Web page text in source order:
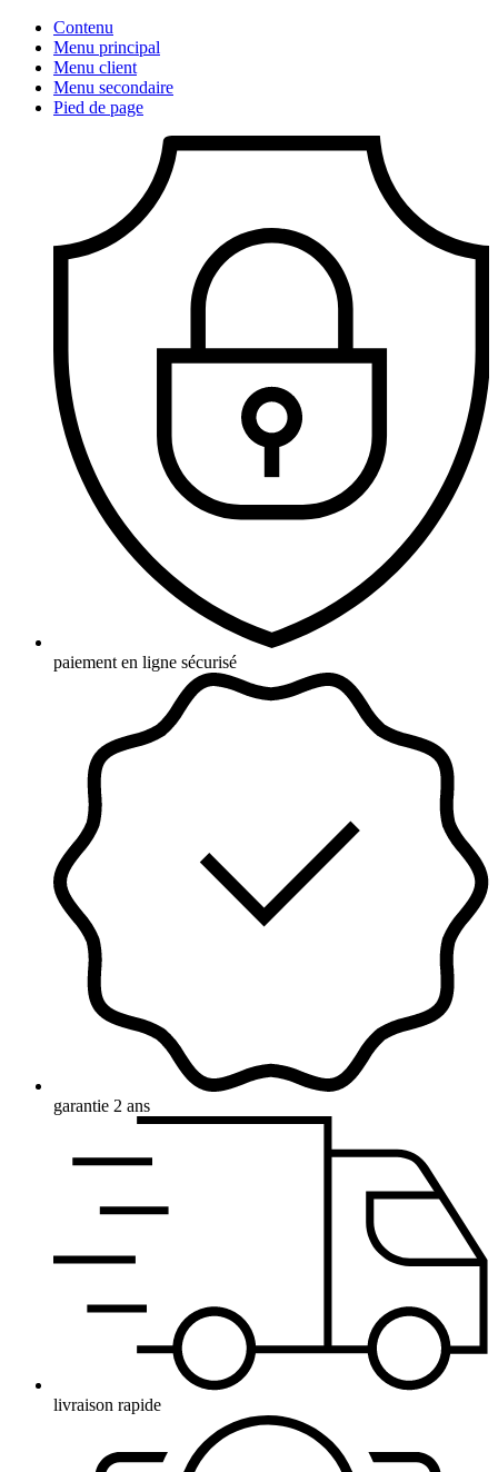
Contenu
Menu principal
Menu client
Menu secondaire
Pied de page
paiement en ligne sécurisé
garantie 2 ans
livraison rapide